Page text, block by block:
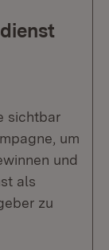
sichtbar
um
und
als
zu